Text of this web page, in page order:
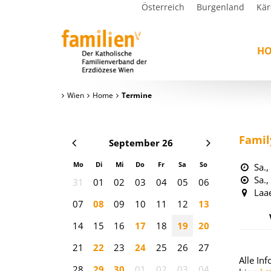
Österreich Burgenland
Wien Home Termine
Alle
September 26
Mo Di Mi Do Fr Sa So
31 01 02 03 04 05
06
07
08 09 10 11 12
13
14
15 16 17 18 19
20
21
22 23 24 25 26
27